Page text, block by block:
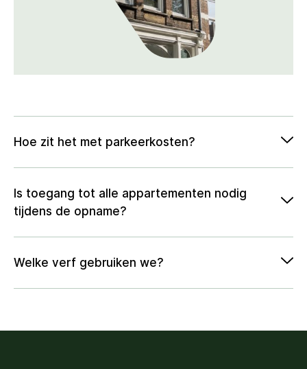
Hoe zit het met parkeerkosten?
Is toegang tot alle appartementen nodig
tijdens de opname?
Welke verf gebruiken we?